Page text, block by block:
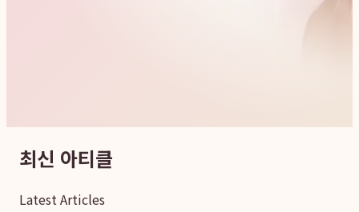
최신 아티클
Latest Articles